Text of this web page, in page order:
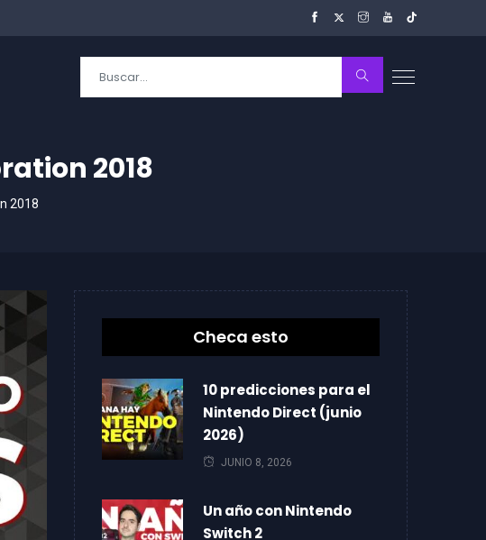
2018
2018
Checa esto
10 predicciones para el
Nintendo Direct (junio
2026)
JUNIO 8, 2026
Un año con Nintendo
Switch 2